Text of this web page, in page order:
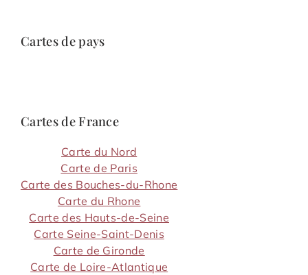
Cartes de pays
Cartes de France
Carte du Nord
Carte de Paris
Carte des Bouches-du-Rhone
Carte du Rhone
Carte des Hauts-de-Seine
Carte Seine-Saint-Denis
Carte de Gironde
Carte de Loire-Atlantique